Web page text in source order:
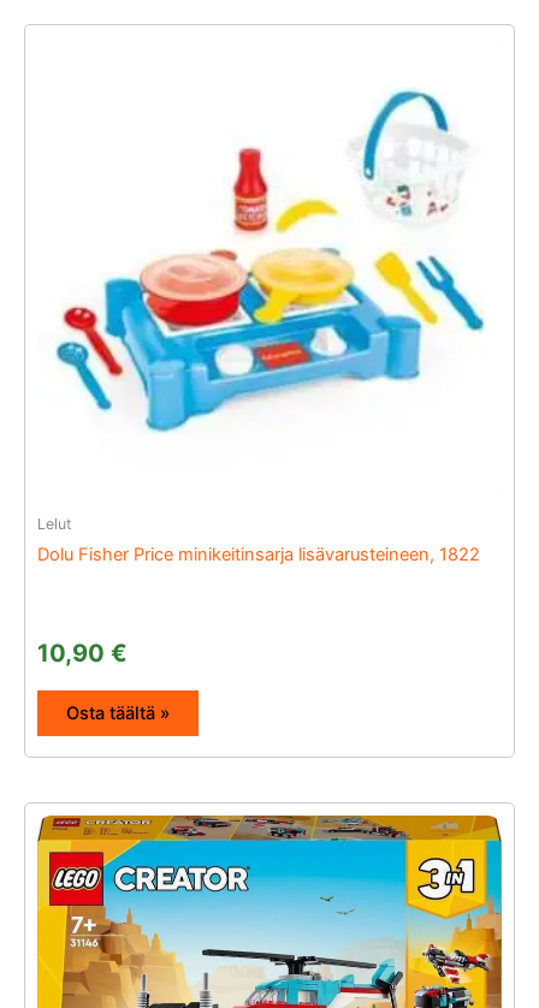
Lelut
Dolu Fisher Price minikeitinsarja lisävarusteineen, 1822
10,90 €
Osta täältä »